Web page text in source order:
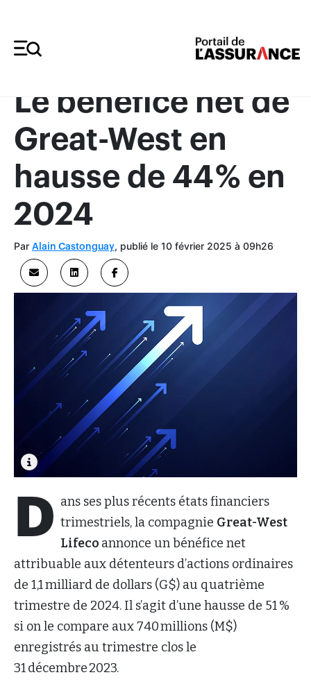
Le bénéfice net de
Great-West en
hausse de 44 % en
2024
Par Alain Castonguay, publié le 10 février 2025 à 09h26
D ans ses plus récents états financiers
trimestriels, la compagnie Great-West
Lifeco annonce un bénéfice net
attribuable aux détenteurs d’actions ordinaires
de 1,1 milliard de dollars (G$) au quatrième
trimestre de 2024. Il s’agit d’une hausse de 51 %
si on le compare aux 740 millions (M$)
enregistrés au trimestre clos le
31 décembre 2023.